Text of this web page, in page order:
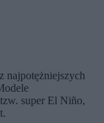
najpotężniejszych
super El Niño,